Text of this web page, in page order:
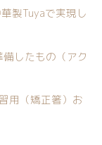
製Tuyaで実現し
したもの（アク
用（矯正箸）お